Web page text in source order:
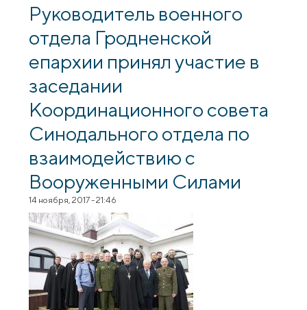
Руководитель военного
отдела Гродненской
епархии принял участие в
заседании
Координационного совета
Синодального отдела по
взаимодействию с
Вооруженными Силами
14 ноября, 2017 - 21:46